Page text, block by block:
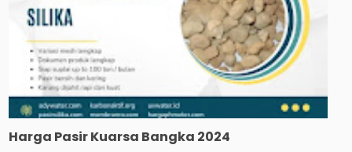
Harga Pasir Kuarsa Bangka 2024